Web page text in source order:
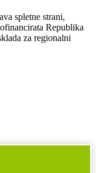
spletne strani,
Republika
za regionalni